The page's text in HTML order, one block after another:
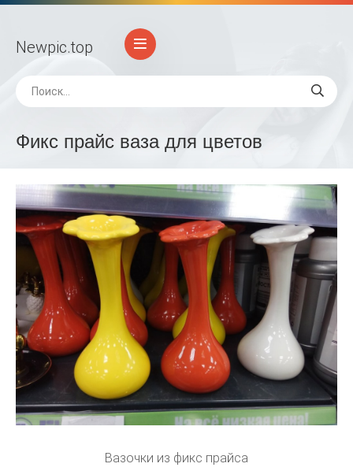
Newpic.top
Фикс прайс ваза для цветов
Вазочки из фикс прайса